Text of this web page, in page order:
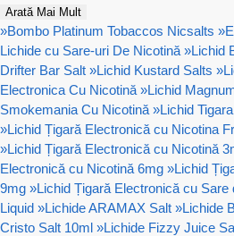
Arată Mai Mult
»Bombo Platinum Tobaccos Nicsalts »
Lichide cu Sare-uri De Nicotină »Lichid
Drifter Bar Salt »Lichid Kustard Salts »
Electronica Cu Nicotină »Lichid
Smokemania Cu Nicotină »Lichid
»Lichid Țigară Electronică cu Nicotina
»Lichid Țigară Electronică cu Nicotină
Electronică cu Nicotină 6mg »Lichid
9mg »Lichid Țigară Electronică cu
Liquid »Lichide ARAMAX Salt »Lichide
Cristo Salt 10ml »Lichide Fizzy Juice